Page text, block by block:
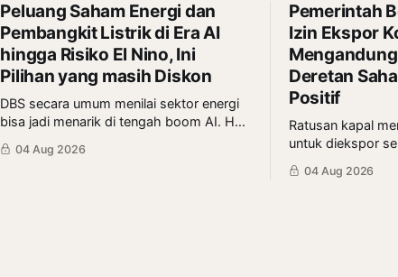
Peluang Saham Energi dan
Pembangkit Listrik di Era AI
hingga Risiko El Nino, Ini
Pilihan yang masih Diskon
DBS secara umum menilai sektor energi
bisa jadi menarik di tengah boom AI. Hal
ini bisa selaras dengan sudut pandang
berbeda dari Mikirduit yang mana sektor
04 Aug 2026
Pemerintah
Izin Ekspor
Deretan
Positif
Ratusan kapal
untuk diekspor
aturan larangan
jarang. Kini,
04 Aug 2026